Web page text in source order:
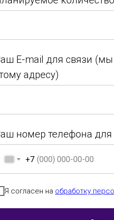
E-mail для связи (мы
Ваш номер телефона для
+7
Итоги 2026
E-mail для связи
адресу)
номер телефона для
+7
Я согласен на обработку